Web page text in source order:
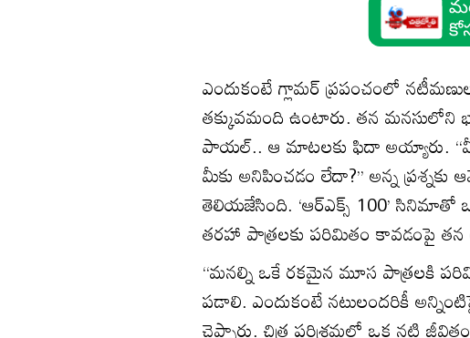
ఎందుకంటే గ్లామర్‌ ప్రపంచంలో
తక్కువమంది ఉంటారు. తన మనసులోని
పాయల్‌.. ఆ మాటలకు ఫిదా అయ్యారు.
మీకు అనిపించడం లేదా?’’ అన్న
తెలియజేసింది. ‘ఆర్‌ఎక్స్‌ 100’
తరహా పాత్రలకు పరిమితం కావడంపై
‘‘మనల్ని ఒకే రకమైన మూస పాత్రలకి
పడాలి. ఎందుకంటే నటులందరికీ
చెప్పారు. చిత్ర పరిశ్రమలో ఒక నటి